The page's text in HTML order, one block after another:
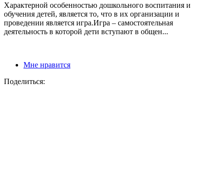
Характерной особенностью дошкольного воспитания и
обучения детей, является то, что в их организации и
проведении является игра.Игра – самостоятельная
деятельность в которой дети вступают в общен...
Мне нравится
Поделиться: